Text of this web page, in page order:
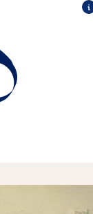
chaque jour la
animaux et